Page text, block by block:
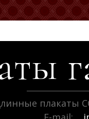
плакаты